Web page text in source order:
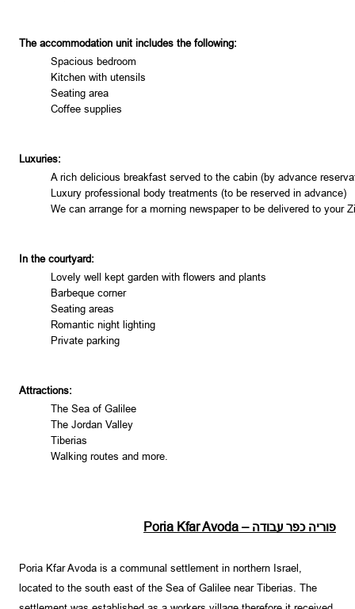
The accommodation unit includes the following:
Spacious bedroom
Kitchen with utensils
Seating area
Coffee supplies
Luxuries:
A rich delicious breakfast served to the cabin (by advance
Luxury professional body treatments (to be reserved in advance)
We can arrange for a morning newspaper to be delivered to your
In the courtyard:
Lovely well kept garden with flowers and plants
Barbeque corner
Seating areas
Romantic night lighting
Private parking
Attractions:
The Sea of Galilee
The Jordan Valley
Tiberias
Walking routes and more.
פוריה כפר עבודהPoria Kfar Avoda –
Poria Kfar Avoda is a communal settlement in northern Israel ,
located to the south east of the Sea of Galilee near Tiberias. The